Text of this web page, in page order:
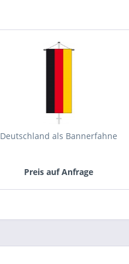
Deutschland als Bannerfahne
Preis auf Anfrage